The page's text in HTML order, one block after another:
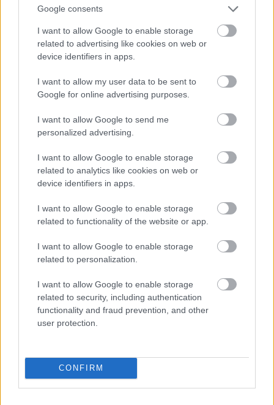
Google consents
I want to allow Google to enable storage
related to advertising like cookies on web or
device identifiers in apps.
I want to allow my user data to be sent to
Google for online advertising purposes.
I want to allow Google to send me
personalized advertising.
I want to allow Google to enable storage
related to analytics like cookies on web or
device identifiers in apps.
I want to allow Google to enable storage
related to functionality of the website or app.
I want to allow Google to enable storage
related to personalization.
I want to allow Google to enable storage
related to security, including authentication
functionality and fraud prevention, and other
user protection.
CONFIRM
TESTS. Matemātikas duelis:
vai vari pārspēt
deviņgadnieku
matemātikā?
laikapstākļu kontrasti –
vienuviet +30, citviet
plosīsies negaiss
Bauskā visa skolas
vadība iesniedz
atlūgumus –
pašvaldība steidzami
Atcelt Ziņot